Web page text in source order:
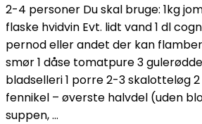
2-4 personer Du skal bruge: 1kg
flaske hvidvin Evt. lidt vand 1 dl
pernod eller andet der kan
smør 1 dåse tomatpure 3
bladselleri 1 porre 2-3 skalotteløg 2
fennikel – øverste halvdel (uden
suppen, …